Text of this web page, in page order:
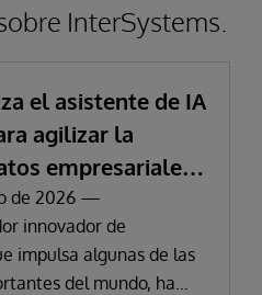
InterSystems.
el asistente de IA
agilizar la
empresariales
de 2026 —
innovador de
impulsa algunas de las
del mundo, ha